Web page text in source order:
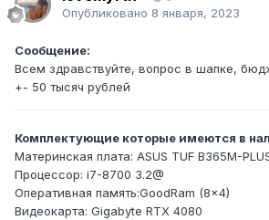
Опубликовано 8 января, 2023
Сообщение:
Всем здравствуйте, вопрос в шапке,
+- 50 тысяч рублей
Комплектующие которые имеются в
Материнская плата: ASUS TUF B365M-
Процессор: i7-8700 3.2@
Оперативная память:GoodRam (8x4)
Видеокарта: Gigabyte RTX 4080